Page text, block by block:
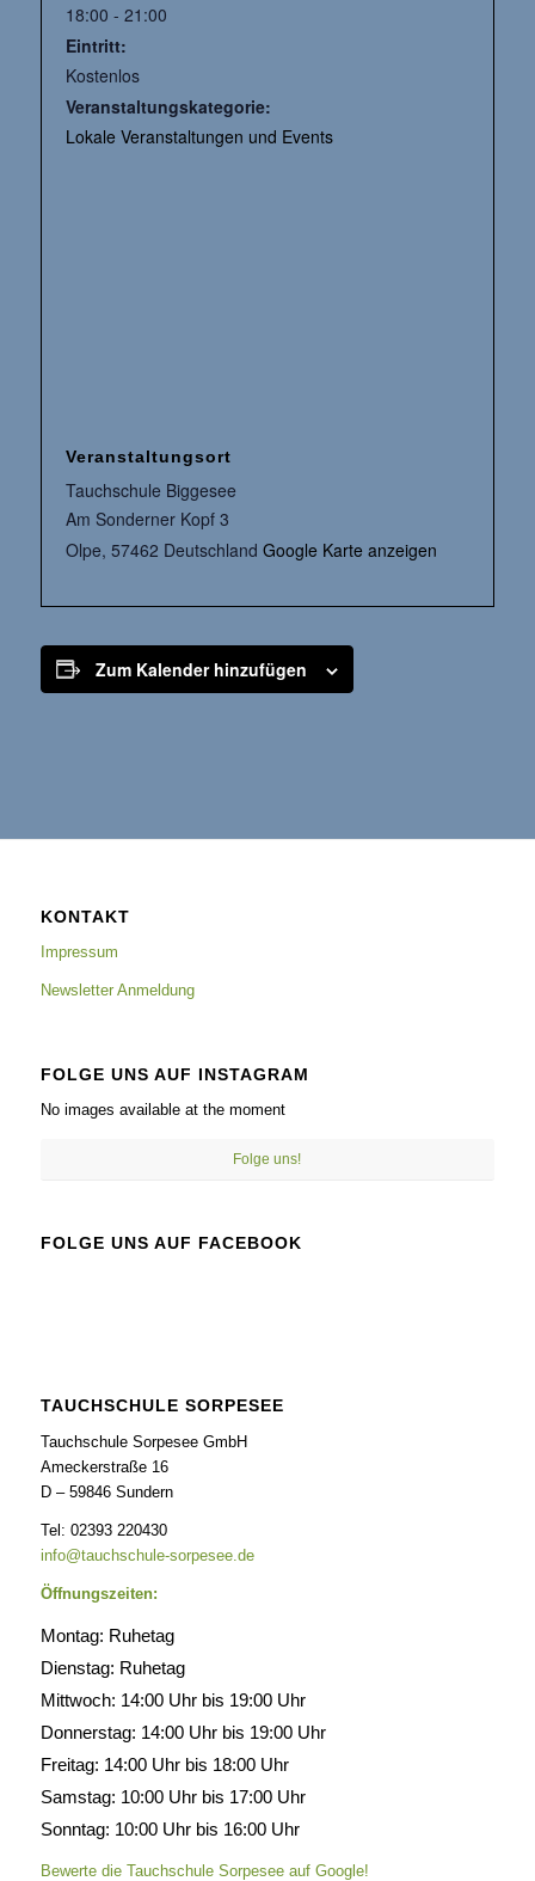
18:00 - 21:00
Eintritt:
Kostenlos
Veranstaltungskategorie:
Lokale Veranstaltungen und Events
Veranstaltungsort
Tauchschule Biggesee
Am Sonderner Kopf 3
Olpe, 57462 Deutschland Google Karte anzeigen
Zum Kalender hinzufügen
KONTAKT
Impressum
Newsletter Anmeldung
FOLGE UNS AUF INSTAGRAM
No images available at the moment
Folge uns!
FOLGE UNS AUF FACEBOOK
TAUCHSCHULE SORPESEE
Tauchschule Sorpesee GmbH
Ameckerstraße 16
D – 59846 Sundern
Tel: 02393 220430
info@tauchschule-sorpesee.de
Öffnungszeiten:
Montag: Ruhetag
Dienstag: Ruhetag
Mittwoch: 14:00 Uhr bis 19:00 Uhr
Donnerstag: 14:00 Uhr bis 19:00 Uhr
Freitag: 14:00 Uhr bis 18:00 Uhr
Samstag: 10:00 Uhr bis 17:00 Uhr
Sonntag: 10:00 Uhr bis 16:00 Uhr
Bewerte die Tauchschule Sorpesee auf Google!